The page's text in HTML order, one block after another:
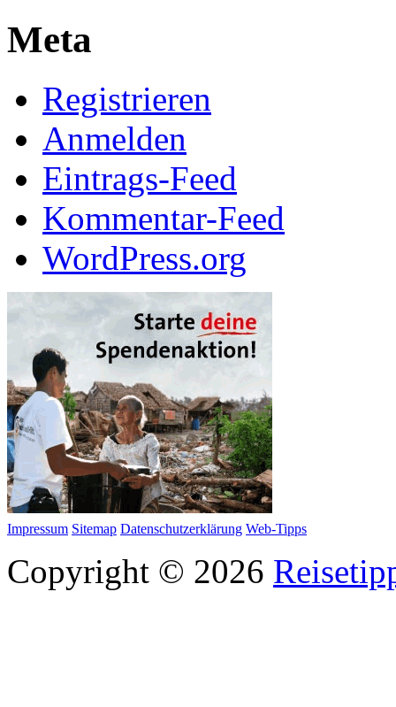
Meta
Registrieren
Anmelden
Eintrags-Feed
Kommentar-Feed
WordPress.org
Impressum Sitemap Datenschutzerklärung Web-Tipps
Copyright © 2026